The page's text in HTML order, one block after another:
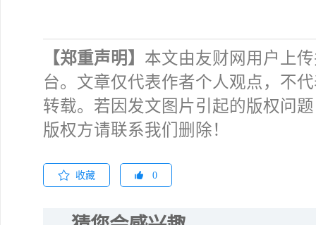
【郑重声明】 本文由友财网用户上
台。文章仅代表作者个人观点，不
转载。若因发文图片引起的版权问
版权方请联系我们删除！
收藏 0